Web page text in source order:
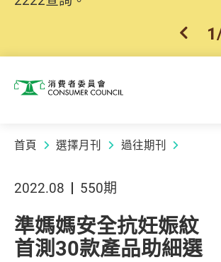
上一
1
消費者委員會
首頁 選擇月刊 過往期刊
2022.08 550期
準媽媽安全抗妊娠紋
首測30款產品助細選